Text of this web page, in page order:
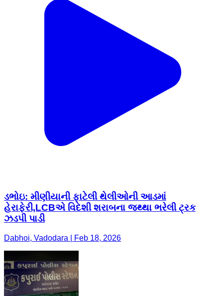
ડભોઇ: મીણીયાની ફાટેલી થેલીઓની આડમાં
હેરાફેરી,LCBએ વિદેશી શરાબના જથ્થા ભરેલી ટ્રક
ઝડપી પાડી
Dabhoi, Vadodara | Feb 18, 2026